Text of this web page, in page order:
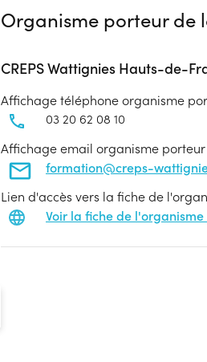
Organisme porteur de
CREPS Wattignies Hauts-de-
Affichage téléphone organisme
03 20 62 08 10
Affichage email organisme porteur
formation@creps-
Lien d'accès vers la fiche de
Voir la fiche de